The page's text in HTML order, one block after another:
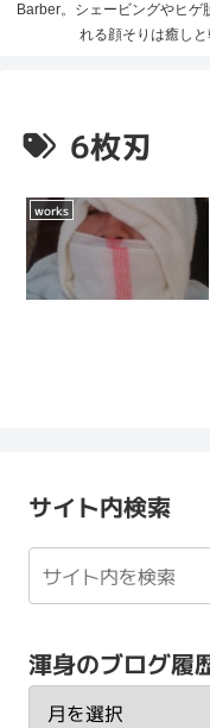
Barber。シェービングやヒ
れる顔そりは癒し
6枚刃
works
サイト内検索
渾身のブログ履